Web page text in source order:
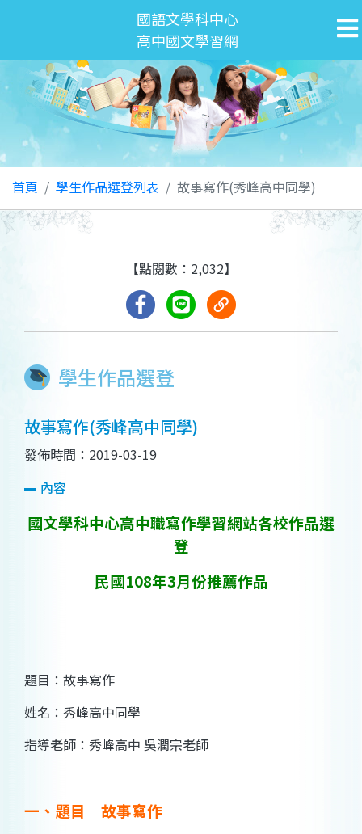
國語文學科中心
高中國文學習網
首頁 學生作品選登列表 故事寫作(秀峰高中同學)
學生作品選登
【點閱數：2,032】
故事寫作(秀峰高中同學)
發佈時間：2019-03-19
內容
國文學科中心高中職寫作學習網站各校作品選
登
民國108年3月份推薦作品
題目：故事寫作
姓名：秀峰高中同學
指導老師：秀峰高中 吳潤宗老師
一、題目 故事寫作